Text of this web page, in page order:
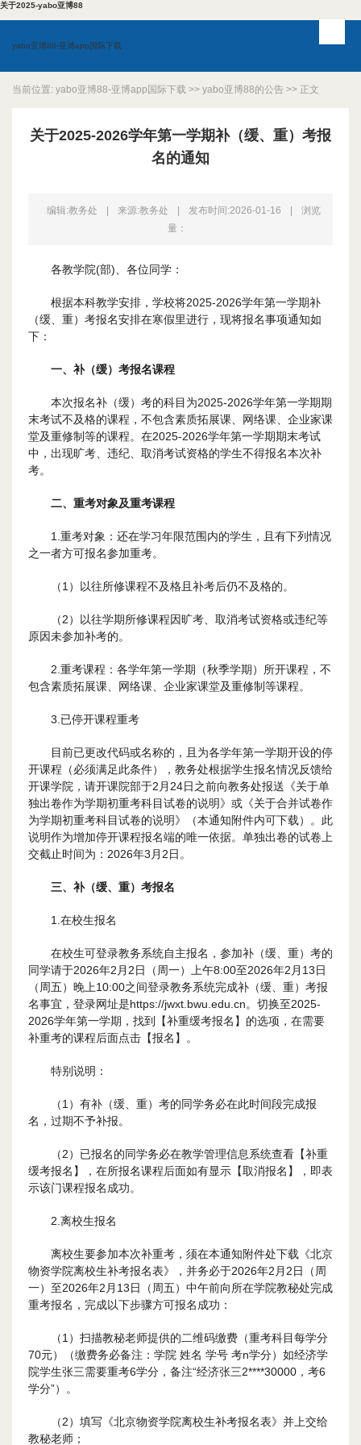
关于2025-yabo亚博88
yabo亚博88-亚博app国际下载
当前位置: yabo亚博88-亚博app国际下载 >> yabo亚博88的公告 >> 正文
关于2025-2026学年第一学期补（缓、重）考报
名的通知
编辑:教务处 来源:教务处 发布时间:2026-01-16
浏览
量：
各教学院(部)、各位同学：
根据本科教学安排，学校将2025-2026学年第一学期补
（缓、重）考报名安排在寒假里进行，现将报名事项通知如
下：
一、补（缓）考报名课程
本次报名补（缓）考的科目为2025-2026学年第一学期期
末考试不及格的课程，不包含素质拓展课、网络课、企业家课
堂及重修制等的课程。在2025-2026学年第一学期期末考试
中，出现旷考、违纪、取消考试资格的学生不得报名本次补
考。
二、重考对象及重考课程
1.重考对象：还在学习年限范围内的学生，且有下列情况
之一者方可报名参加重考。
（1）以往所修课程不及格且补考后仍不及格的。
（2）以往学期所修课程因旷考、取消考试资格或违纪等
原因未参加补考的。
2.重考课程：各学年第一学期（秋季学期）所开课程，不
包含素质拓展课、网络课、企业家课堂及重修制等课程。
3.已停开课程重考
目前已更改代码或名称的，且为各学年第一学期开设的停
开课程（必须满足此条件），教务处根据学生报名情况反馈给
开课学院，请开课院部于2月24日之前向教务处报送《关于单
独出卷作为学期初重考科目试卷的说明》或《关于合并试卷作
为学期初重考科目试卷的说明》（本通知附件内可下载）。此
说明作为增加停开课程报名端的唯一依据。单独出卷的试卷上
交截止时间为：2026年3月2日。
三、补（缓、重）考报名
1.在校生报名
在校生可登录教务系统自主报名，参加补（缓、重）考的
同学请于2026年2月2日（周一）上午8:00至2026年2月13日
（周五）晚上10:00之间登录教务系统完成补（缓、重）考报
名事宜，登录网址是https://jwxt.bwu.edu.cn。切换至2025-
2026学年第一学期，找到【补重缓考报名】的选项，在需要
补重考的课程后面点击【报名】。
特别说明：
（1）有补（缓、重）考的同学务必在此时间段完成报
名，过期不予补报。
（2）已报名的同学务必在教学管理信息系统查看【补重
缓考报名】，在所报名课程后面如有显示【取消报名】，即表
示该门课程报名成功。
2.离校生报名
离校生要参加本次补重考，须在本通知附件处下载《北京
物资学院离校生补考报名表》，并务必于2026年2月2日（周
一）至2026年2月13日（周五）中午前向所在学院教秘处完成
重考报名，完成以下步骤方可报名成功：
（1）扫描教秘老师提供的二维码缴费（重考科目每学分
70元）（缴费务必备注：学院 姓名 学号 考n学分）如经济学
院学生张三需要重考6学分，备注“经济张三2****30000，考6
学分”）。
（2）填写《北京物资学院离校生补考报名表》并上交给
教秘老师；